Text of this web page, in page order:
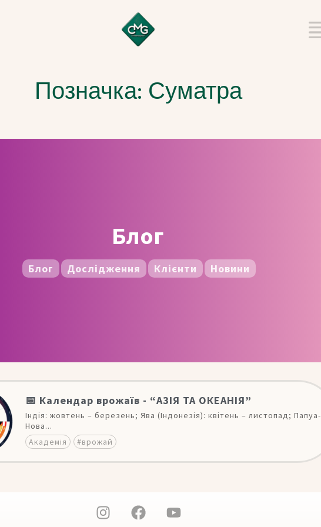
Позначка: Суматра
Блог
Блог Дослідження Клієнти Новини
📅 Календар врожаїв - “АЗІЯ ТА ОКЕАНІЯ”
Індія: жовтень – березень; Ява (Індонезія): квітень – листопад; Папуа-
Нова...
Академія
#врожай